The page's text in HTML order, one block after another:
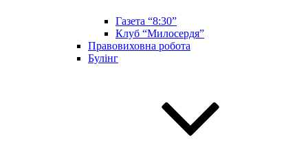
Газета “8:30”
Клуб “Милосердя”
Правовиховна робота
Булінг